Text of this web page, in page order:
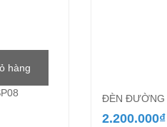
ĐÈN ĐƯỜNG
2.200.000₫
hàng